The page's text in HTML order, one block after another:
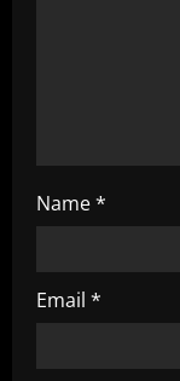
Name*
Email *